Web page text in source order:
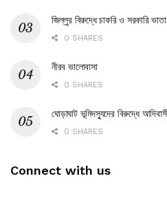
জিল্লুর বিরুদ্ধে চাকরি ও সরকারি
0 SHARES
নীরব ভালোবাসা
0 SHARES
ঘোড়াঘাট ভূমিদস্যুদের বিরুদ্ধে
0 SHARES
Connect with us